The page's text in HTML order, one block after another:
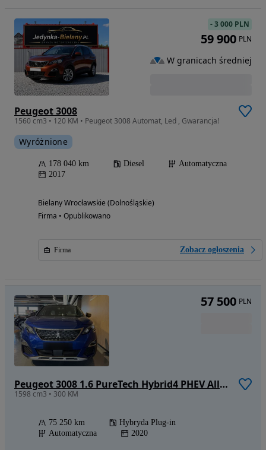
Peugeot 3008
1560 cm3 • 120 KM • Peugeot 3008 Automat, Led , Gwarancja!
Wyróżnione
178 040 km Diesel
Automatyczna
2017
Bielany Wrocławskie (Dolnośląskie)
Firma • Opublikowano
Firma Zobacz ogłoszenia
-3 000 PLN
59 900 PLN
W granicach średniej
Peugeot 3008 1.6 PureTech Hybrid4 PHEV Allure S&S EAT8
1598 cm3 • 300 KM
75 250 km
Hybryda Plug-in
Automatyczna
2020
57 500 PLN